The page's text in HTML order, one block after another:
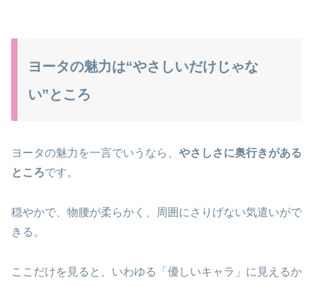
ヨータの魅力は“やさしいだけじゃな
い”ところ
ヨータの魅力を一言でいうなら、 やさしさに奥行きがある
ところです。
穏やかで、物腰が柔らかく、周囲にさりげない気遣いがで
きる。
ここだけを見ると、いわゆる「優しいキャラ」に見えるか